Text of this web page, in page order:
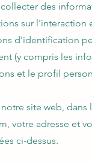
des
sur
d'identification
(y compris les
et le profil
site web,
votre adresse et
ci-dessus.